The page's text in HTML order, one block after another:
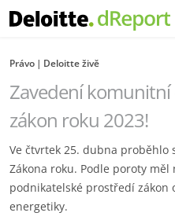
Právo Deloitte živě
Zavedení
zákon roku 2023!
Ve čtvrtek 25. dubna proběhlo
Zákona roku. Podle poroty
podnikatelské prostředí zákon
energetiky.